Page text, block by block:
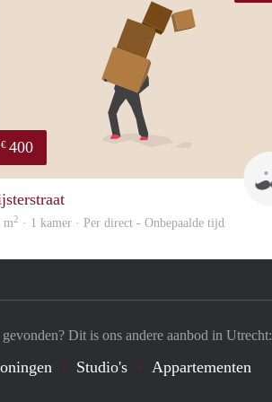
€ 400
m2 · 1 kamer · Per direct - Onbepaalde tijd
Dit is ons andere aanbod in Utrecht:
Studio's Appartementen